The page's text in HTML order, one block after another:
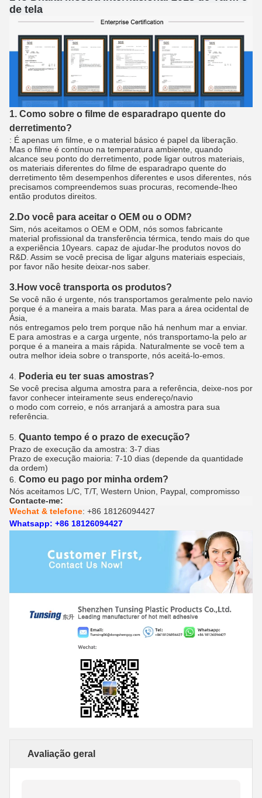
de tela
1. Como sobre o filme de esparadrapo quente do
derretimento?
: É apenas um filme, e o material básico é papel da liberação.
Mas o filme é contínuo na temperatura ambiente, quando
alcance seu ponto do derretimento, pode ligar outros materiais,
os materiais diferentes do filme de esparadrapo quente do
derretimento têm desempenhos diferentes e usos diferentes, nós
precisamos compreendemos suas procuras, recomende-lheo
então produtos direitos.
2.Do você para aceitar o OEM ou o ODM?
Sim, nós aceitamos o OEM e ODM, nós somos fabricante
material profissional da transferência térmica, tendo mais do que
a experiência 10years. capaz de ajudar-lhe produtos novos do
R&D. Assim se você precisa de ligar alguns materiais especiais,
por favor não hesite deixar-nos saber.
3.How você transporta os produtos?
Se você não é urgente, nós transportamos geralmente pelo navio
porque é a maneira a mais barata. Mas para a área ocidental de
Ásia,
nós entregamos pelo trem porque não há nenhum mar a enviar.
E para amostras e a carga urgente, nós transportamo-la pelo ar
porque é a maneira a mais rápida. Naturalmente se você tem a
outra melhor ideia sobre o transporte, nós aceitá-lo-emos.
4. Poderia eu ter suas amostras?
Se você precisa alguma amostra para a referência, deixe-nos por
favor conhecer inteiramente seus endereço/navio
o modo com correio, e nós arranjará a amostra para sua
referência.
5. Quanto tempo é o prazo de execução?
Prazo de execução da amostra: 3-7 dias
Prazo de execução maioria: 7-10 dias (depende da quantidade
da ordem)
6. Como eu pago por minha ordem?
Nós aceitamos L/C, T/T, Western Union, Paypal, compromisso
Contacte-me:
Wechat & telefone: +86 18126094427
Whatsapp: +86 18126094427
Avaliação geral